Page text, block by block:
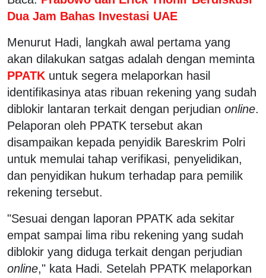
Dua Jam Bahas Investasi UAE
Menurut Hadi, langkah awal pertama yang
akan dilakukan satgas adalah dengan meminta
PPATK untuk segera melaporkan hasil
identifikasinya atas ribuan rekening yang sudah
diblokir lantaran terkait dengan perjudian online.
Pelaporan oleh PPATK tersebut akan
disampaikan kepada penyidik Bareskrim Polri
untuk memulai tahap verifikasi, penyelidikan,
dan penyidikan hukum terhadap para pemilik
rekening tersebut.
"Sesuai dengan laporan PPATK ada sekitar
empat sampai lima ribu rekening yang sudah
diblokir yang diduga terkait dengan perjudian
online," kata Hadi. Setelah PPATK melaporkan